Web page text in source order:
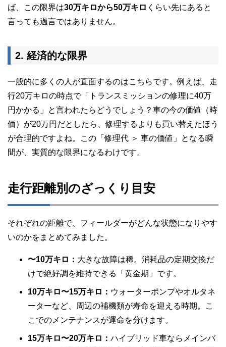
ば、この限界は30万キロから50万キロ くらい先にあると
言っても過言ではありません。
2. 経済的な限界
一般的に多くの人が直面するのはこちらです。例えば、走
行20万キロの時点で「トランスミッションの修理に40万
円かかる」と言われたらどうでしょう？車の今の価値（時
価）が20万円だとしたら、修理するよりも買い替えたほう
が合理的ですよね。この 「修理代 ＞ 車の価値」となる瞬
間が、実質的な限界になるわけです。
走行距離別のざっくり目安
それぞれの距離で、フィールダーがどんな状態になりやす
いのかをまとめてみました。
〜10万キロ： 大きな故障は稀。消耗品の定期交換だ
けで絶好調を維持できる「黄金期」です。
10万キロ〜15万キロ： ウォーターポンプやオルタネ
ーターなど、周辺の補機類が寿命を迎える時期。こ
こでのメンテナンスが運命を分けます。
15万キロ〜20万キロ： ハイブリッド車ならメインバ